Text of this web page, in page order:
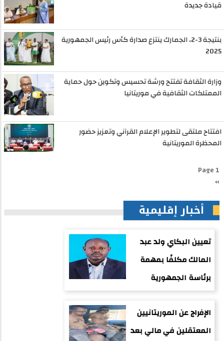
قيادة جديدة
بنتيجة 3-2، الجمارك ينتزع صدارة كأس رئيس الجمهورية
2025
وزارة الثقافة تفتتح ورشة تحسيس وتكوين حول حماية
الممتلكات الثقافية في موريتانيا
افتتاح ملتقى لتطوير الإعلام القرآني وتعزيز حضور
المحظرة الموريتانية
Pagination
Page 1
الصفحة
››
أخبار إقليمية
تعيين البكاي ولد عبد
المالك مكلفًا بمهمة
برئاسة الجمهورية
الإفراج عن الموريتانيين
المعتقلين في مالي بعد